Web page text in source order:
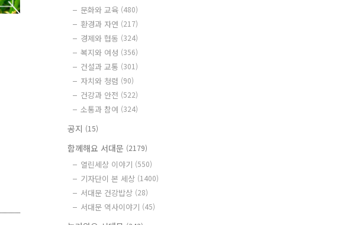
문화와 교육 (480)
환경과 자연 (217)
경제와 협동 (324)
복지와 여성 (356)
건설과 교통 (301)
자치와 청렴 (90)
건강과 안전 (522)
소통과 참여 (324)
공지 (15)
함께해요 서대문 (2179)
열린세상 이야기 (550)
기자단이 본 세상 (1400)
서대문 건강밥상 (28)
서대문 역사이야기 (45)